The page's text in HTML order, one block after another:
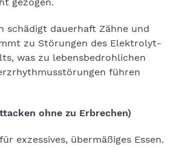
schädigt dauerhaft Zähne und
zu Störungen des Elektrolyt-
was zu lebensbedrohlichen
führen
ohne zu Erbrechen)
exzessives, übermäßiges Essen.